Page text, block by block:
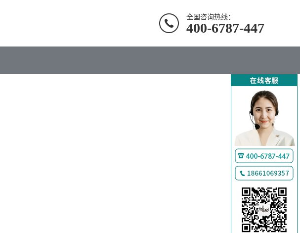
全国咨询热线：
400-6787-447